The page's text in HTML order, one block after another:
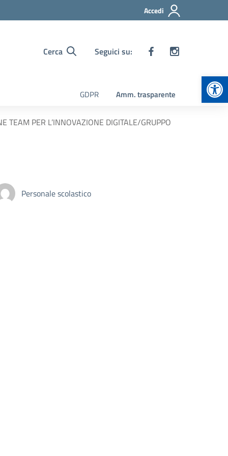
Accedi
Cerca Seguici su:
GDPR Amm. trasparente
PER L’INNOVAZIONE DIGITALE/GRUPPO
Personale scolastico